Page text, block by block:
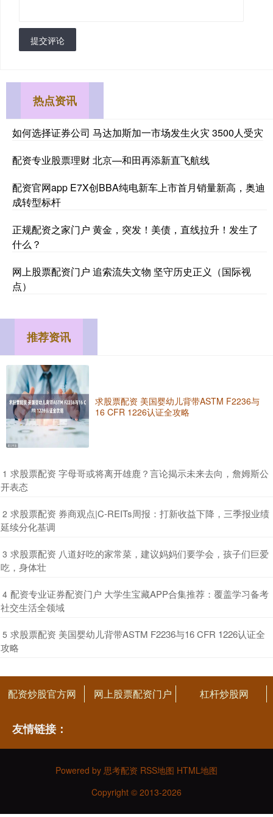
提交评论
热点资讯
如何选择证券公司 马达加斯加一市场发生火灾 3500人受灾
配资专业股票理财 北京—和田再添新直飞航线
配资官网app E7X创BBA纯电新车上市首月销量新高，奥迪
成转型标杆
正规配资之家门户 黄金，突发！美债，直线拉升！发生了
什么？
网上股票配资门户 追索流失文物 坚守历史正义（国际视
点）
推荐资讯
求股票配资 美国婴幼儿背带ASTM F2236与
16 CFR 1226认证全攻略
1 ​求股票配资 字母哥或将离开雄鹿？言论揭示未来去向，詹姆斯公
开表态
2 ​求股票配资 券商观点|C-REITs周报：打新收益下降，三季报业绩
延续分化基调
3 ​求股票配资 八道好吃的家常菜，建议妈妈们要学会，孩子们巨爱
吃，身体壮
4 ​配资专业证券配资门户 大学生宝藏APP合集推荐：覆盖学习备考
社交生活全领域
5 ​求股票配资 美国婴幼儿背带ASTM F2236与16 CFR 1226认证全
攻略
配资炒股官方网 网上股票配资门户 杠杆炒股网
友情链接：
Powered by 思考配资 RSS地图 HTML地图
Copyright © 2013-2026